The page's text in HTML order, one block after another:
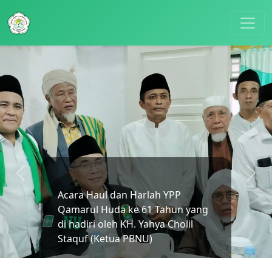
Acara Haul dan Harlah YPP
Qamarul Huda ke 61 Tahun yang
di hadiri oleh KH. Yahya Cholil
Staquf (Ketua PBNU)